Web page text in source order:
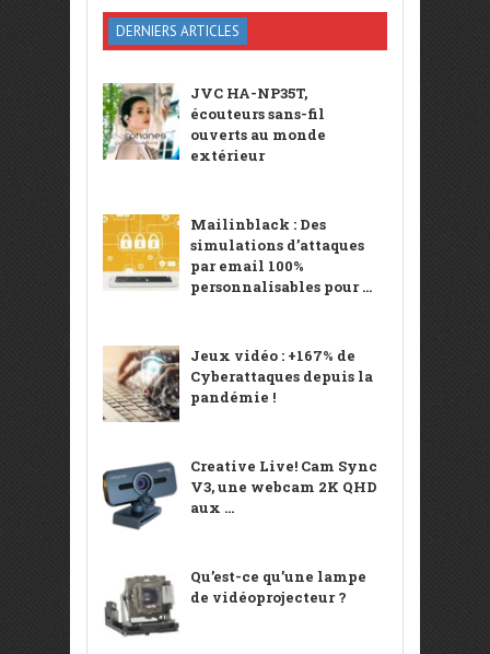
DERNIERS ARTICLES
JVC HA-NP35T,
écouteurs sans-fil
ouverts au monde
extérieur
Mailinblack : Des
simulations d’attaques
par email 100%
personnalisables pour ...
Jeux vidéo : +167% de
Cyberattaques depuis la
pandémie !
Creative Live! Cam Sync
V3, une webcam 2K QHD
aux ...
Qu’est-ce qu’une lampe
de vidéoprojecteur ?